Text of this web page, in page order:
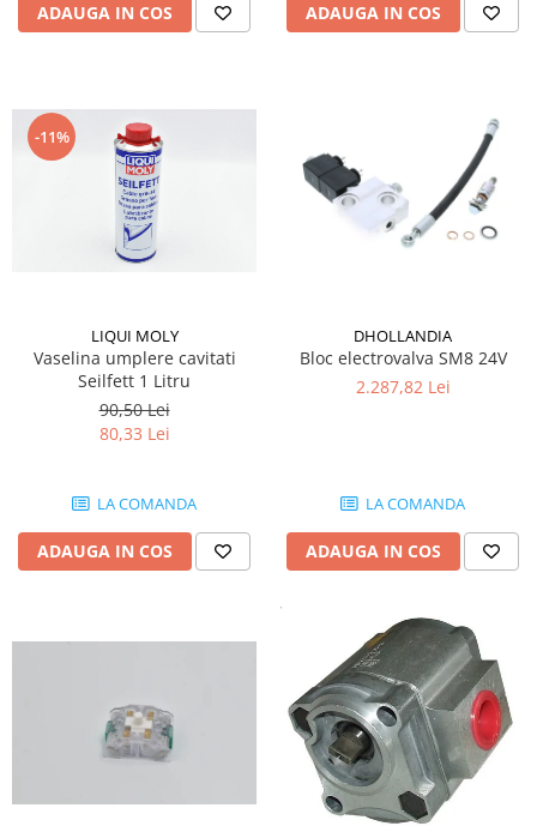
ADAUGA IN COS ADAUGA IN COS
-11%
LIQUI MOLY
Vaselina umplere cavitati
Seilfett 1 Litru
90,50 Lei
80,33 Lei
LA COMANDA
ADAUGA IN COS
DHOLLANDIA
Bloc electrovalva SM8 24V
2.287,82 Lei
LA COMANDA
ADAUGA IN COS